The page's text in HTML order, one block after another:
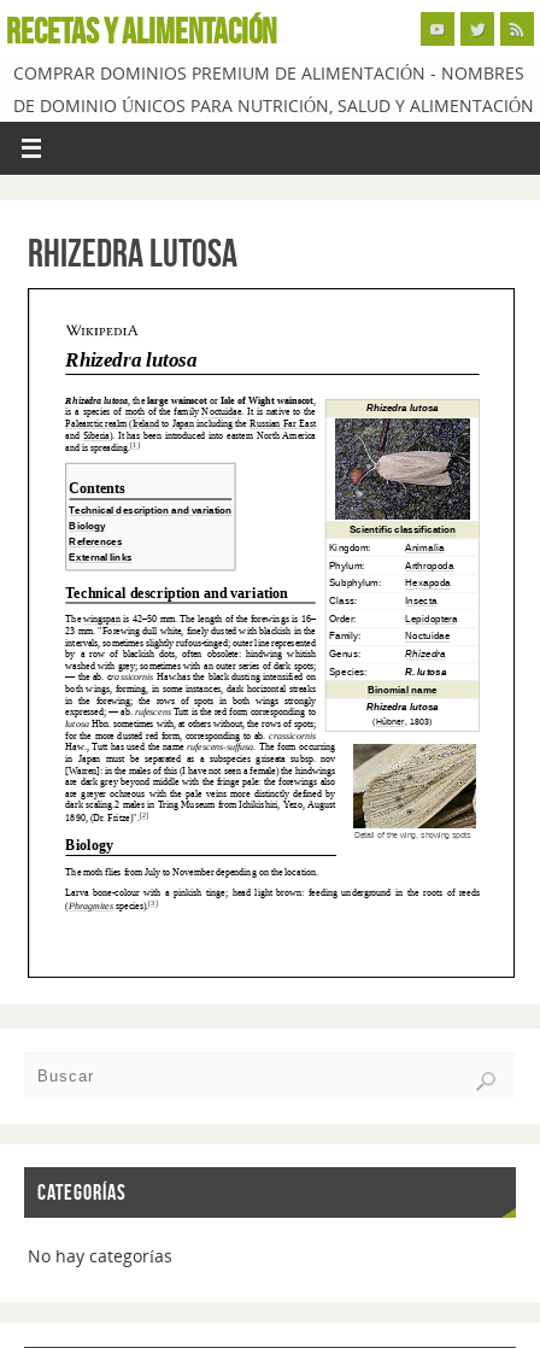
RECETAS Y ALIMENTACIÓN
COMPRAR DOMINIOS PREMIUM DE ALIMENTACIÓN - NOMBRES
DE DOMINIO ÚNICOS PARA NUTRICIÓN, SALUD Y ALIMENTACIÓN
Rhizedra lutosa
CATEGORÍAS
No hay categorías